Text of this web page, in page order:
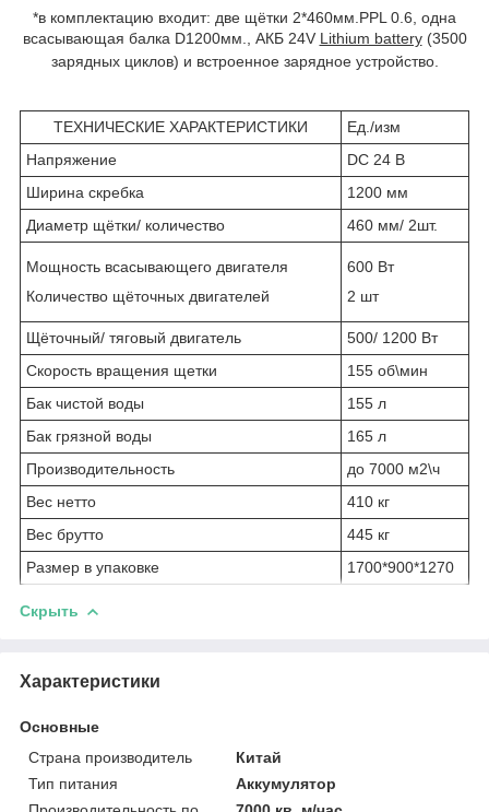
*в комплектацию входит: две щётки 2*460мм. PРL 0.6, одна
всасывающая балка D1200мм., АКБ 24V Lithium battery(3500
зарядных циклов) и встроенное зарядное устройство.
ТЕХНИЧЕСКИЕ ХАРАКТЕРИСТИКИ
Ед./изм
Напряжение
DC 24 B
Ширина скребка
1200 мм
Диаметр щётки/ количество
460 мм/ 2шт.
Мощность всасывающего двигателя
Количество щёточных двигателей
600 Вт
2 шт
Щёточный/ тяговый двигатель
500/ 1200 Вт
Скорость вращения щетки
155 об\мин
Бак чистой воды
155 л
Бак грязной воды
165 л
Производительность
до 7000 м2\ч
Вес нетто
410 кг
Вес брутто
445 кг
Размер в упаковке
1700*900*1270
Скрыть
Характеристики
Основные
Страна производитель
Китай
Тип питания
Аккумулятор